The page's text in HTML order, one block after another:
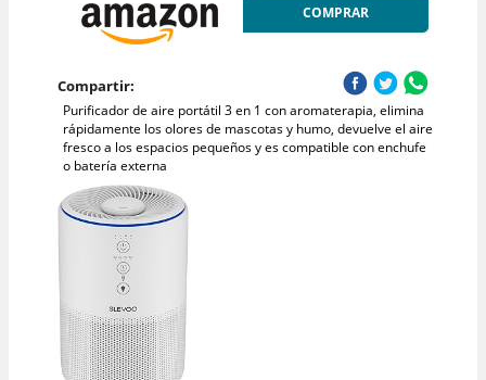
COMPRAR
Compartir:
Purificador de aire portátil 3 en 1 con aromaterapia, elimina
rápidamente los olores de mascotas y humo, devuelve el aire
fresco a los espacios pequeños y es compatible con enchufe
o batería externa